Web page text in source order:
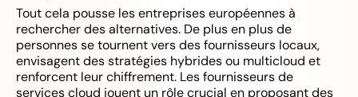
Tout cela pousse les entreprises européennes à
rechercher des alternatives. De plus en plus de
personnes se tournent vers des fournisseurs locaux,
envisagent des stratégies hybrides ou multicloud et
renforcent leur chiffrement. Les fournisseurs de
services cloud jouent un rôle crucial en proposant des